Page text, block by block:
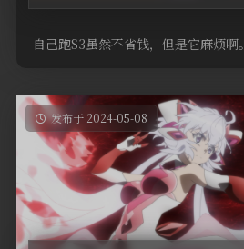
自己跑S3虽然不省钱，但是它麻烦啊。
发布于 2024-05-08